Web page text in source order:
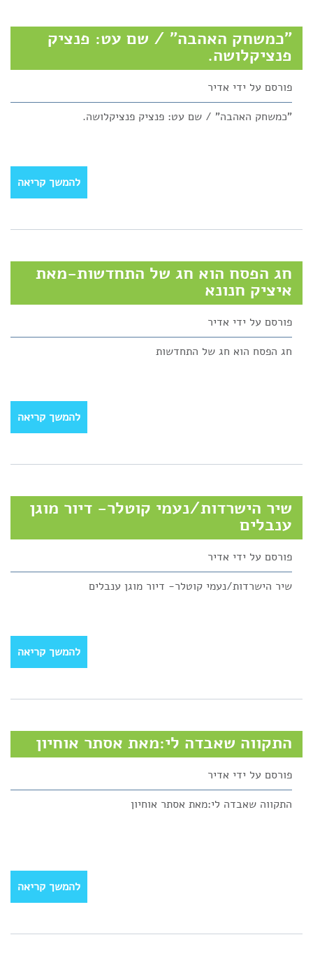
"כמשחק האהבה" / שם עט: פנציק
פנציקלושה.
פורסם על ידי אדיר
"כמשחק האהבה" / שם עט: פנציק פנציקלושה.
להמשך קריאה
חג הפסח הוא חג של התחדשות-מאת
איציק חנונא
פורסם על ידי אדיר
חג הפסח הוא חג של התחדשות
להמשך קריאה
שיר הישרדות/נעמי קוטלר- דיור מוגן
ענבלים
פורסם על ידי אדיר
שיר הישרדות/נעמי קוטלר- דיור מוגן ענבלים
להמשך קריאה
התקווה שאבדה לי:מאת אסתר אוחיון
פורסם על ידי אדיר
התקווה שאבדה לי:מאת אסתר אוחיון
להמשך קריאה